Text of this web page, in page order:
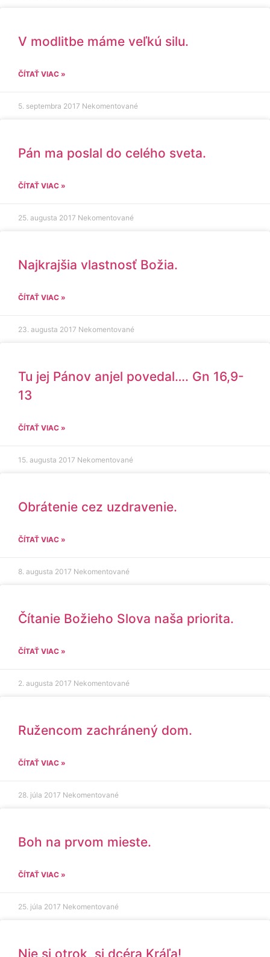
V modlitbe máme veľkú silu.
ČÍTAŤ VIAC »
5. septembra 2017 Nekomentované
Pán ma poslal do celého sveta.
ČÍTAŤ VIAC »
25. augusta 2017 Nekomentované
Najkrajšia vlastnosť Božia.
ČÍTAŤ VIAC »
23. augusta 2017 Nekomentované
Tu jej Pánov anjel povedal…. Gn 16,9-
13
ČÍTAŤ VIAC »
15. augusta 2017 Nekomentované
Obrátenie cez uzdravenie.
ČÍTAŤ VIAC »
8. augusta 2017 Nekomentované
Čítanie Božieho Slova naša priorita.
ČÍTAŤ VIAC »
2. augusta 2017 Nekomentované
Ružencom zachránený dom.
ČÍTAŤ VIAC »
28. júla 2017 Nekomentované
Boh na prvom mieste.
ČÍTAŤ VIAC »
25. júla 2017 Nekomentované
Nie si otrok, si dcéra Kráľa!